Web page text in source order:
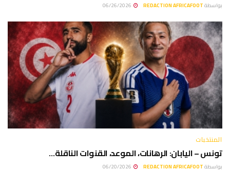
بواسطةREDACTION AFRICAFOOT
المنتخبات
تونس – اليابان: الرهانات، الموعد، القنوات الناقلة…
بواسطةREDACTION AFRICAFOOT